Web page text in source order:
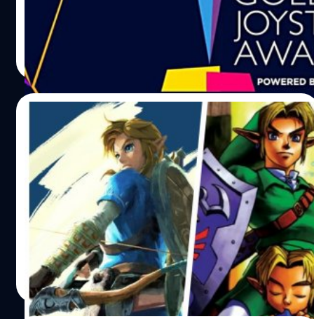
วงศกร ปฐมชัยวัฒน์
Read More
[บทความ] เนื้อเรื่องในเกม ‘The Legend of
Zelda’ ภาคไหนควรเอามาสร้างเป็นหนังมาก
ที่สุด
เนื้อเรื่องในภาพยนตร์ 'The Legend of Zelda' จะหยิบยกเอา
ของภาคไหนมาสร้าง เพราะเป็นที่รู้กันว่าสิ่งที่จุดเด่นของซีรีส์นี้
คือเนื้อเรื่องที่เข้มข้น
วงศกร ปฐมชัยวัฒน์| 1003 days ago
Read More